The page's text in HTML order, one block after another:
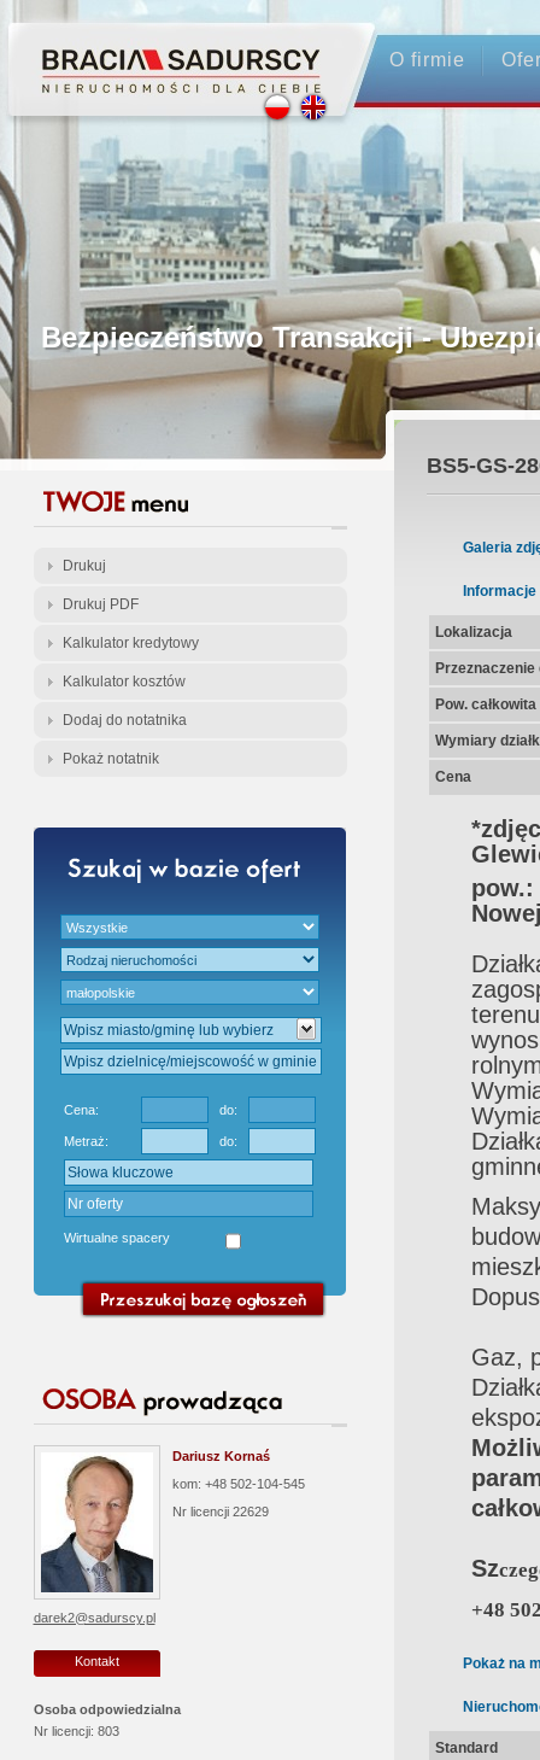
O firmie
Profesjonalne Pośrednictwo
Bezpieczeństwo Transakcji -
Licencjonowani Pośrednicy
Gwarancja Zwrotu Zadatku
Gratis - Przedwstępna Umowa
Drukuj
Drukuj PDF
Kalkulator kredytowy
Kalkulator kosztów
Dodaj do notatnika
Pokaż notatnik
Cena: do:
Metraż: do:
Wirtualne spacery
Dariusz Kornaś
kom: +48 502-104-545
Nr licencji 22629
darek2@sadurscy.pl
Kontakt
Osoba odpowiedzialna
Nr licencji: 803
BS5-GS-
Galeria
Informacje
Lokalizacja
Przeznaczenie
Pow.
Wymiary
Cena
Gaz,
Sz
+48
Pokaż na
Standard